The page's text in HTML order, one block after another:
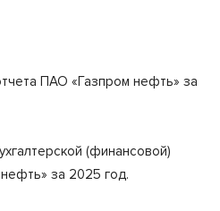
ПАО «Газпром нефть» за
(финансовой)
за 2025 год.